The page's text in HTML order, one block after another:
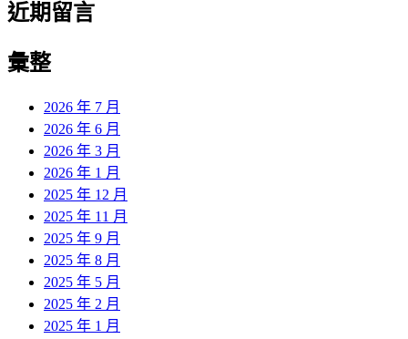
近期留言
彙整
2026 年 7 月
2026 年 6 月
2026 年 3 月
2026 年 1 月
2025 年 12 月
2025 年 11 月
2025 年 9 月
2025 年 8 月
2025 年 5 月
2025 年 2 月
2025 年 1 月